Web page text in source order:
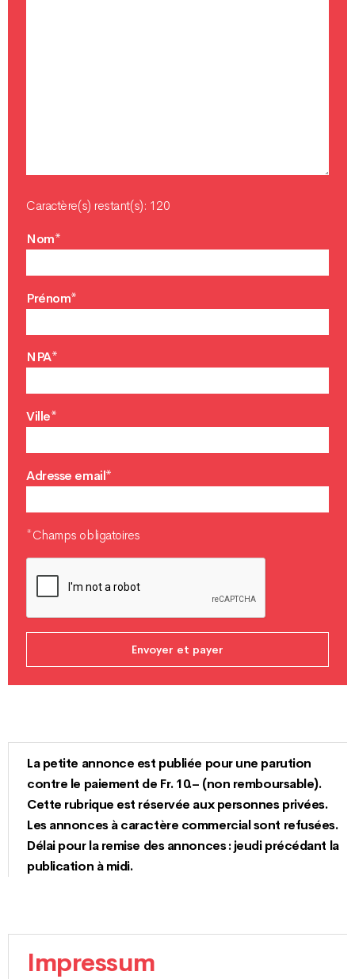
Caractère(s) restant(s): 120
Nom*
Prénom*
NPA*
Ville*
Adresse email*
*Champs obligatoires
La petite annonce est publiée pour une parution
contre le paiement de Fr. 10.– (non remboursable).
Cette rubrique est réservée aux personnes privées.
Les annonces à caractère commercial sont refusées.
Délai pour la remise des annonces : jeudi précédant la
publication à midi.
Impressum